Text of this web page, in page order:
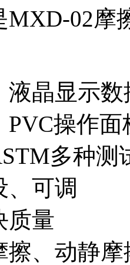
MXD-02摩
液晶显示
PVC操作面
多种测
、可调
质量
擦、动静